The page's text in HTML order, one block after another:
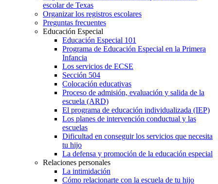
escolar de Texas
Organizar los registros escolares
Preguntas frecuentes
Educación Especial
Educación Especial 101
Programa de Educación Especial en la Primera
Infancia
Los servicios de ECSE
Sección 504
Colocación educativas
Proceso de admisión, evaluación y salida de la
escuela (ARD)
El programa de educación individualizada (IEP)
Los planes de intervención conductual y las
escuelas
Dificultad en conseguir los servicios que necesita
tu hijo
La defensa y promoción de la educación especial
Relaciones personales
La intimidación
Cómo relacionarte con la escuela de tu hijo